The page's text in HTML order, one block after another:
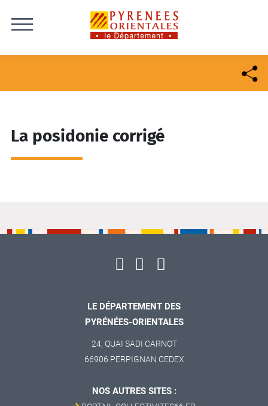
La posidonie corrigé
LE DÉPARTEMENT DES
PYRÉNÉES-ORIENTALES
24, QUAI SADI CARNOT
66906 PERPIGNAN CEDEX
NOS AUTRES SITES :